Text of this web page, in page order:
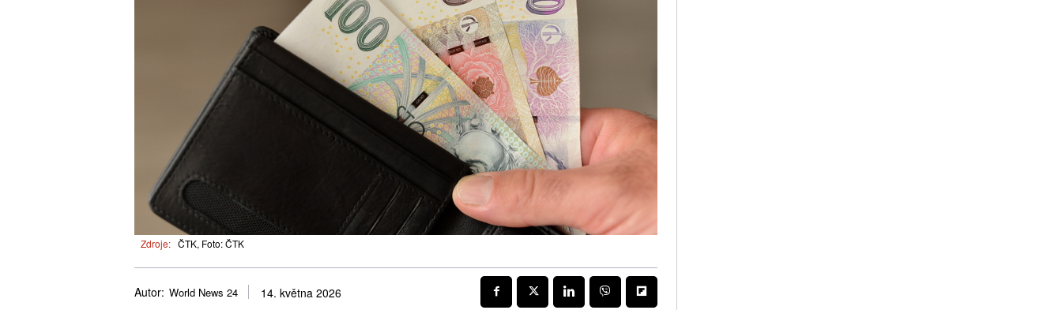
Zdroje: ČTK, Foto: ČTK
Autor: World News 24 14. května 2026